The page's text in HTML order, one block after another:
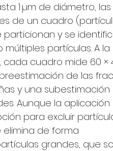
1 µm de diámetro,
de un cuadro
y se
partículas. A la
cuadro mide 60 ×
de las
y una subestimación
Aunque la aplicación
para excluir
de forma
grandes, que